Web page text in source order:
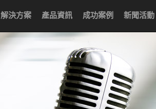
解決方案 產品資訊 成功案例 新聞活動